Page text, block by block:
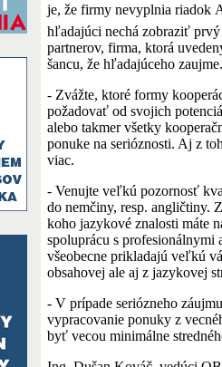
je, že firmy nevyplnia riadok
hľadajúci nechá zobraziť
partnerov, firma, ktorá
šancu, že hľadajúceho
- Zvážte, ktoré formy
požadovať od svojich
alebo takmer všetky
ponuke na serióznosti. Aj z
viac.
- Venujte veľkú pozornosť
do nemčiny, resp. angličtiny.
koho jazykové znalosti máte
spoluprácu s profesionálnymi
všeobecne prikladajú veľkú
obsahovej ale aj z jazykovej
- V prípade seriózneho
vypracovanie ponuky z
byť vecou minimálne